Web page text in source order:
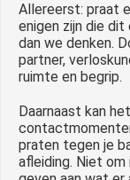
Allereerst: praat
enigen zijn die
dan we denken.
partner,
ruimte en begrip.
Daarnaast kan
praten tegen je
afleiding. Niet